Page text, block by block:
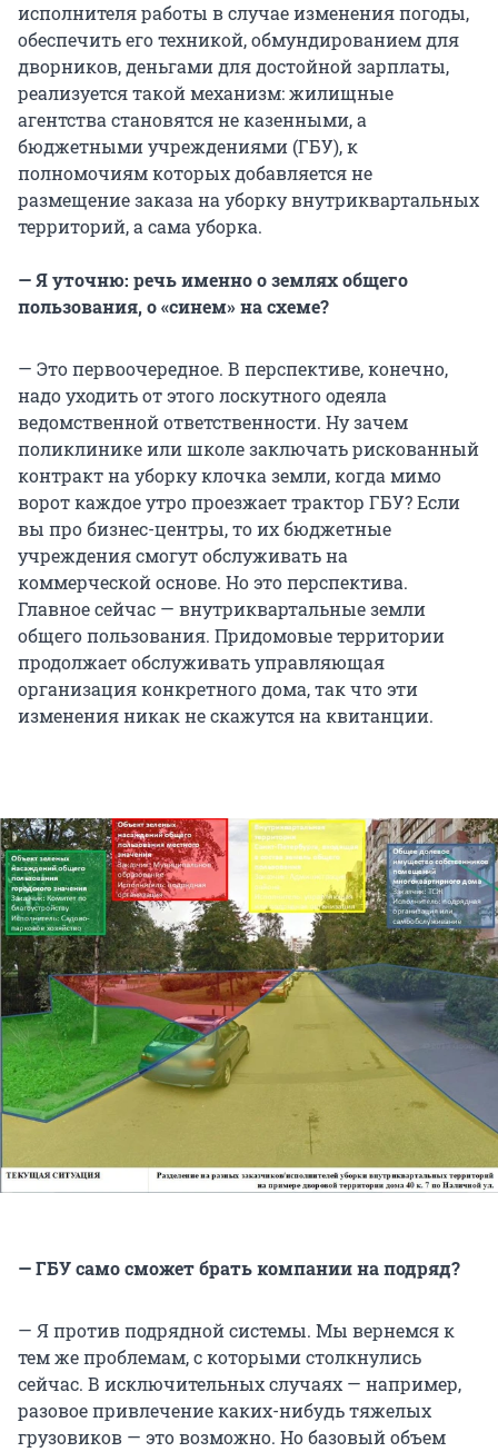
исполнителя работы в случае изменения погоды,
обеспечить его техникой, обмундированием для
дворников, деньгами для достойной зарплаты,
реализуется такой механизм: жилищные
агентства становятся не казенными, а
бюджетными учреждениями (ГБУ), к
полномочиям которых добавляется не
размещение заказа на уборку внутриквартальных
территорий, а сама уборка.
— Я уточню: речь именно о землях общего
пользования, о «синем» на схеме?
— Это первоочередное. В перспективе, конечно,
надо уходить от этого лоскутного одеяла
ведомственной ответственности. Ну зачем
поликлинике или школе заключать рискованный
контракт на уборку клочка земли, когда мимо
ворот каждое утро проезжает трактор ГБУ? Если
вы про бизнес-центры, то их бюджетные
учреждения смогут обслуживать на
коммерческой основе. Но это перспектива.
Главное сейчас — внутриквартальные земли
общего пользования. Придомовые территории
продолжает обслуживать управляющая
организация конкретного дома, так что эти
изменения никак не скажутся на квитанции.
— ГБУ само сможет брать компании на подряд?
— Я против подрядной системы. Мы вернемся к
тем же проблемам, с которыми столкнулись
сейчас. В исключительных случаях — например,
разовое привлечение каких-нибудь тяжелых
грузовиков — это возможно. Но базовый объем